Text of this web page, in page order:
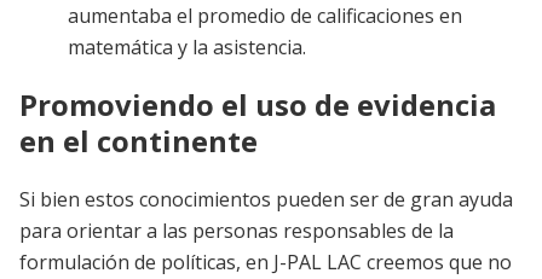
aumentaba el promedio de calificaciones en
matemática y la asistencia.
Promoviendo el uso de evidencia
en el continente
Si bien estos conocimientos pueden ser de gran ayuda
para orientar a las personas responsables de la
formulación de políticas, en J-PAL LAC creemos que no